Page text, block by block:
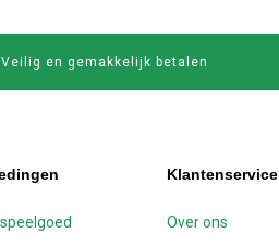
Veilig en gemakkelijk betalen
Klantenservice
Over ons